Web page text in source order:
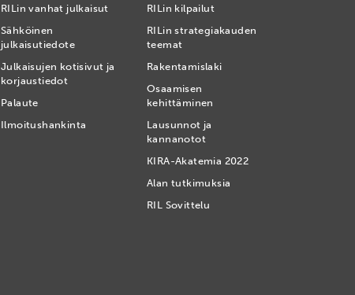
RILin vanhat julkaisut
Sähköinen
julkaisutiedote
Julkaisujen kotisivut ja
korjaustiedot
Palaute
Ilmoitushankinta
RILin kilpailut
RILin strategiakauden
teemat
Rakentamislaki
Osaamisen
kehittäminen
Lausunnot ja
kannanotot
KIRA-Akatemia 2022
Alan tutkimuksia
RIL Sovittelu